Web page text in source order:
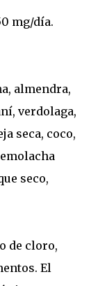
mg/día.
almendra,
verdolaga,
seca, coco,
seco,
de cloro,
El